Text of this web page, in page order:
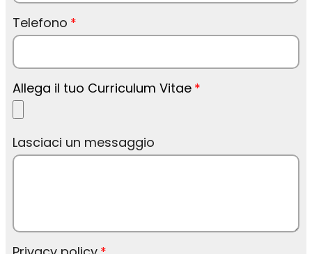
Telefono
Allega il tuo Curriculum Vitae
Lasciaci un messaggio